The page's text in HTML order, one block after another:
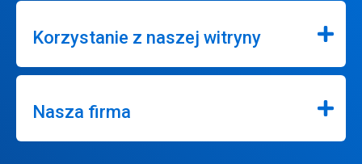
Korzystanie z naszej witryny
Nasza firma